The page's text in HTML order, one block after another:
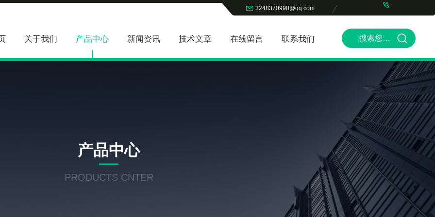
3248370990@qq.com
关于我们 产品中心 新闻资讯 技术文章 在线留言 联系我们
产品中心
PRODUCTS CNTER